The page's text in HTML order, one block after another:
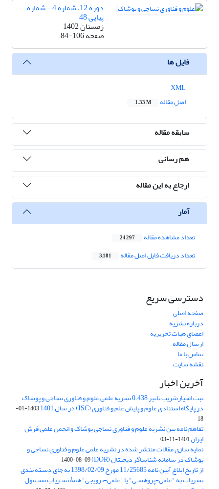
دوره 12، شماره 4 - شماره
پیاپی 48
زمستان 1402
صفحه84-106
فایل ها
اصل مقاله
1.33 M
سابقه مقاله
هم رسانی
ارجاع به این مقاله
آمار
تعداد مشاهده مقاله 24,297
تعداد دریافت فایل اصل مقاله 3,181
دسترسی سریع
صفحه اصلی
درباره نشریه
اعضای هیات تحریریه
ارسال مقاله
تماس با ما
نقشه سایت
آخرین اخبار
ثبت امتیازضریب تاثیر 0.438 نشریه علمی علوم و فناوری نساجی و پوشاک
در پایگاه استنادی علوم و پایش علم و فناوری (ISC) در سال 1401
1403-01-
18
تفاهم نامه بین نشریه علوم و فناوری نساجی پوشاک و انجمن علمی فرش
ایران1401-11-03
نمایه سازی مقالات منتشر شده در نشریه علمی علوم و فناوری نساجی و
پوشاک در سامانه شناساگر دیجیتال (DOR) 1400-08-09
از تاریخ ابلاغ آیین نامه 11/25685 مورخ 1398/02/09 به جای دسـته بندی
نشریات به "علمی-پژوهشـی" یا "علمی-ترویجی" همۀ نشـریاتِ مشـمول